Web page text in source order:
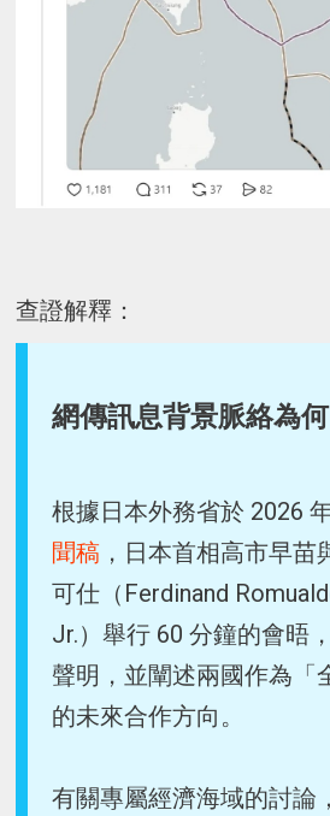
查證解釋：
網傳訊息背景脈絡為何
根據日本外務省於 2026
聞稿 ，日本首相高市早苗
可仕（Ferdinand
Jr.）舉行 60 分鐘的會晤
聲明，並闡述兩國作為「
的未來合作方向。
有關專屬經濟海域的討論